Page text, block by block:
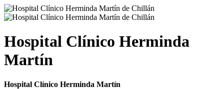
Hospital Clínico Herminda
Martín
Hospital Clínico Herminda Martín